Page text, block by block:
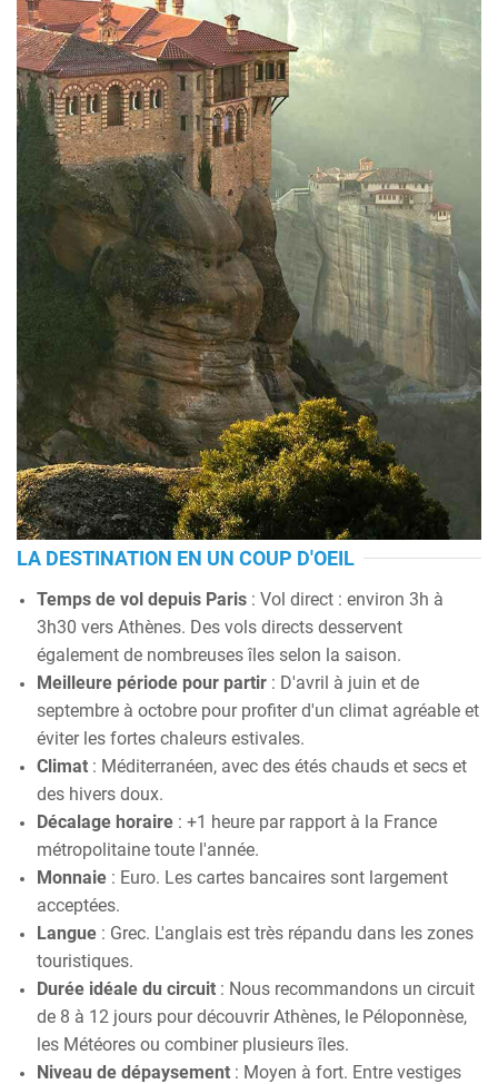
LA DESTINATION EN UN COUP D'OEIL
Temps de vol depuis Paris: Vol direct : environ 3h à
3h30 vers Athènes. Des vols directs desservent
également de nombreuses îles selon la saison.
Meilleure période pour partir: D'avril à juin et de
septembre à octobre pour profiter d'un climat agréable et
éviter les fortes chaleurs estivales.
Climat: Méditerranéen, avec des étés chauds et secs et
des hivers doux.
Décalage horaire: +1 heure par rapport à la France
métropolitaine toute l'année.
Monnaie: Euro. Les cartes bancaires sont largement
acceptées.
Langue: Grec. L'anglais est très répandu dans les zones
touristiques.
Durée idéale du circuit: Nous recommandons un circuit
de 8 à 12 jours pour découvrir Athènes, le Péloponnèse,
les Météores ou combiner plusieurs îles.
Niveau de dépaysement: Moyen à fort. Entre vestiges